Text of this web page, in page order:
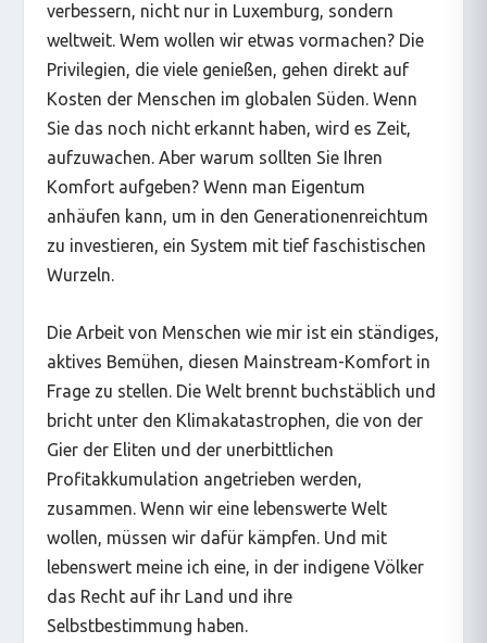
verbessern, nicht nur in Luxemburg, sondern
weltweit. Wem wollen wir etwas vormachen? Die
Privilegien, die viele genießen, gehen direkt auf
Kosten der Menschen im globalen Süden. Wenn
Sie das noch nicht erkannt haben, wird es Zeit,
aufzuwachen. Aber warum sollten Sie Ihren
Komfort aufgeben? Wenn man Eigentum
anhäufen kann, um in den Generationenreichtum
zu investieren, ein System mit tief faschistischen
Wurzeln.
Die Arbeit von Menschen wie mir ist ein ständiges,
aktives Bemühen, diesen Mainstream-Komfort in
Frage zu stellen. Die Welt brennt buchstäblich und
bricht unter den Klimakatastrophen, die von der
Gier der Eliten und der unerbittlichen
Profitakkumulation angetrieben werden,
zusammen. Wenn wir eine lebenswerte Welt
wollen, müssen wir dafür kämpfen. Und mit
lebenswert meine ich eine, in der indigene Völker
das Recht auf ihr Land und ihre
Selbstbestimmung haben.